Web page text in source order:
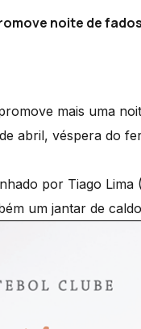
noite de
mais uma
abril, véspera do
por Tiago
um jantar de